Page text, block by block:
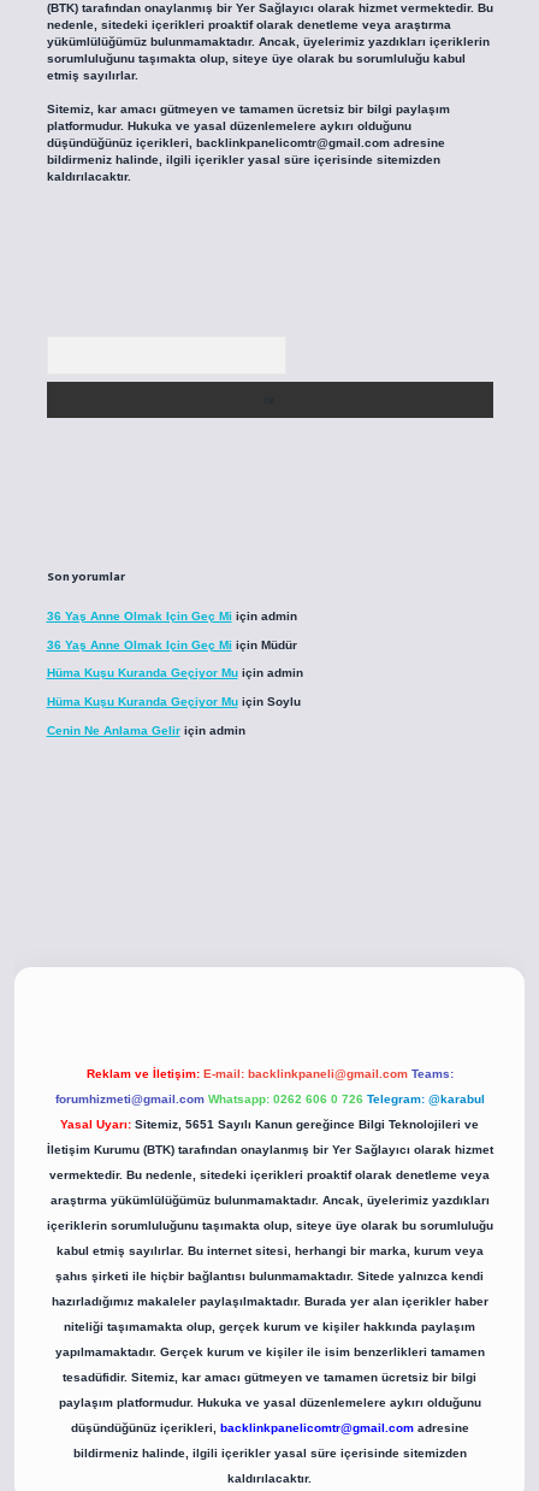
(BTK) tarafından onaylanmış bir Yer Sağlayıcı olarak hizmet vermektedir. Bu
nedenle, sitedeki içerikleri proaktif olarak denetleme veya araştırma
yükümlülüğümüz bulunmamaktadır. Ancak, üyelerimiz yazdıkları içeriklerin
sorumluluğunu taşımakta olup, siteye üye olarak bu sorumluluğu kabul
etmiş sayılırlar.
Sitemiz, kar amacı gütmeyen ve tamamen ücretsiz bir bilgi paylaşım
platformudur. Hukuka ve yasal düzenlemelere aykırı olduğunu
düşündüğünüz içerikleri, backlinkpanelicomtr@gmail.comadresine
bildirmeniz halinde, ilgili içerikler yasal süre içerisinde sitemizden
kaldırılacaktır.
Son yorumlar
36 Yaş Anne Olmak Için Geç Mi için admin
36 Yaş Anne Olmak Için Geç Mi için Müdür
Hüma Kuşu Kuranda Geçiyor Muiçin admin
Hüma Kuşu Kuranda Geçiyor Muiçin Soylu
Cenin Ne Anlama Geliriçin admin
Reklam ve İletişim: E-mail: backlinkpaneli@gmail.com Teams:
forumhizmeti@gmail.com Whatsapp: 0262 606 0 726 Telegram: @karabul
Yasal Uyarı: Sitemiz, 5651 Sayılı Kanun gereğince Bilgi Teknolojileri ve
İletişim Kurumu (BTK) tarafından onaylanmış bir Yer Sağlayıcı olarak hizmet
vermektedir. Bu nedenle, sitedeki içerikleri proaktif olarak denetleme veya
araştırma yükümlülüğümüz bulunmamaktadır. Ancak, üyelerimiz yazdıkları
içeriklerin sorumluluğunu taşımakta olup, siteye üye olarak bu sorumluluğu
kabul etmiş sayılırlar. Bu internet sitesi, herhangi bir marka, kurum veya
şahıs şirketi ile hiçbir bağlantısı bulunmamaktadır. Sitede yalnızca kendi
hazırladığımız makaleler paylaşılmaktadır. Burada yer alan içerikler haber
niteliği taşımamakta olup, gerçek kurum ve kişiler hakkında paylaşım
yapılmamaktadır. Gerçek kurum ve kişiler ile isim benzerlikleri tamamen
tesadüfidir. Sitemiz, kar amacı gütmeyen ve tamamen ücretsiz bir bilgi
paylaşım platformudur. Hukuka ve yasal düzenlemelere aykırı olduğunu
düşündüğünüz içerikleri, backlinkpanelicomtr@gmail.comadresine
bildirmeniz halinde, ilgili içerikler yasal süre içerisinde sitemizden
kaldırılacaktır.